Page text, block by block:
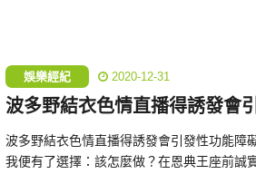
娛樂經紀 2020-12-31
波多野結衣色情直播得誘發會
波多野結衣色情直播得誘發會引發性功能障
我便有了選擇：該怎麼做？在恩典王座前誠